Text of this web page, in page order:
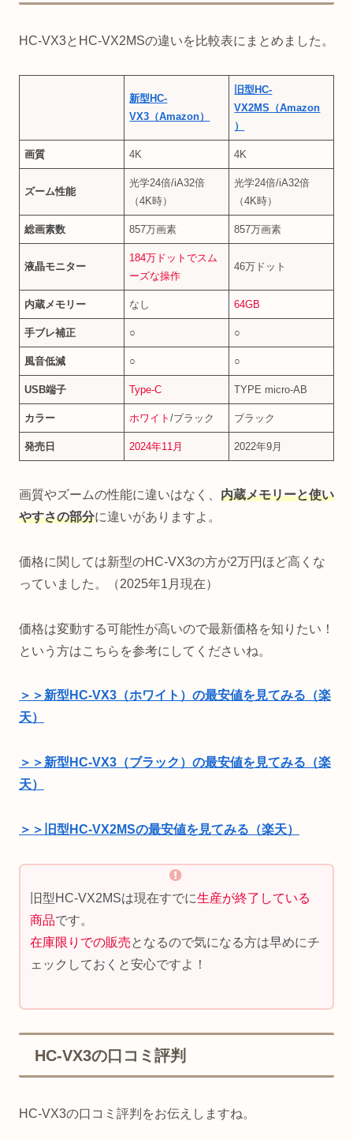
HC-VX3とHC-VX2MSの違いを比較表にまとめました。
新型HC-
VX3（Amazon）
旧型HC-
VX2MS（Amazon
）
画質 4K 4K
ズーム性能
光学24倍/iA32倍
（4K時）
光学24倍/iA32倍
（4K時）
総画素数 857万画素 857万画素
液晶モニター
184万ドットでスム
ーズな操作
46万ドット
内蔵メモリー なし 64GB
手ブレ補正 ○ ○
風音低減 ○ ○
USB端子 Type-C TYPE micro-AB
カラー ホワイト/ブラック ブラック
発売日 2024年11月 2022年9月
画質やズームの性能に違いはなく、 内蔵メモリーと使い
やすさの部分に違いがありますよ。
価格に関しては新型のHC-VX3の方が2万円ほど高くな
っていました。（2025年1月現在）
価格は変動する可能性が高いので最新価格を知りたい！
という方はこちらを参考にしてくださいね。
＞＞新型HC-VX3（ホワイト）の最安値を見てみる（楽
天）
＞＞新型HC-VX3（ブラック）の最安値を見てみる（楽
天）
＞＞旧型HC-VX2MSの最安値を見てみる（楽天）
旧型HC-VX2MSは現在すでに生産が終了している
商品です。
在庫限りでの販売となるので気になる方は早めにチ
ェックしておくと安心ですよ！
HC-VX3の口コミ評判
HC-VX3の口コミ評判をお伝えしますね。